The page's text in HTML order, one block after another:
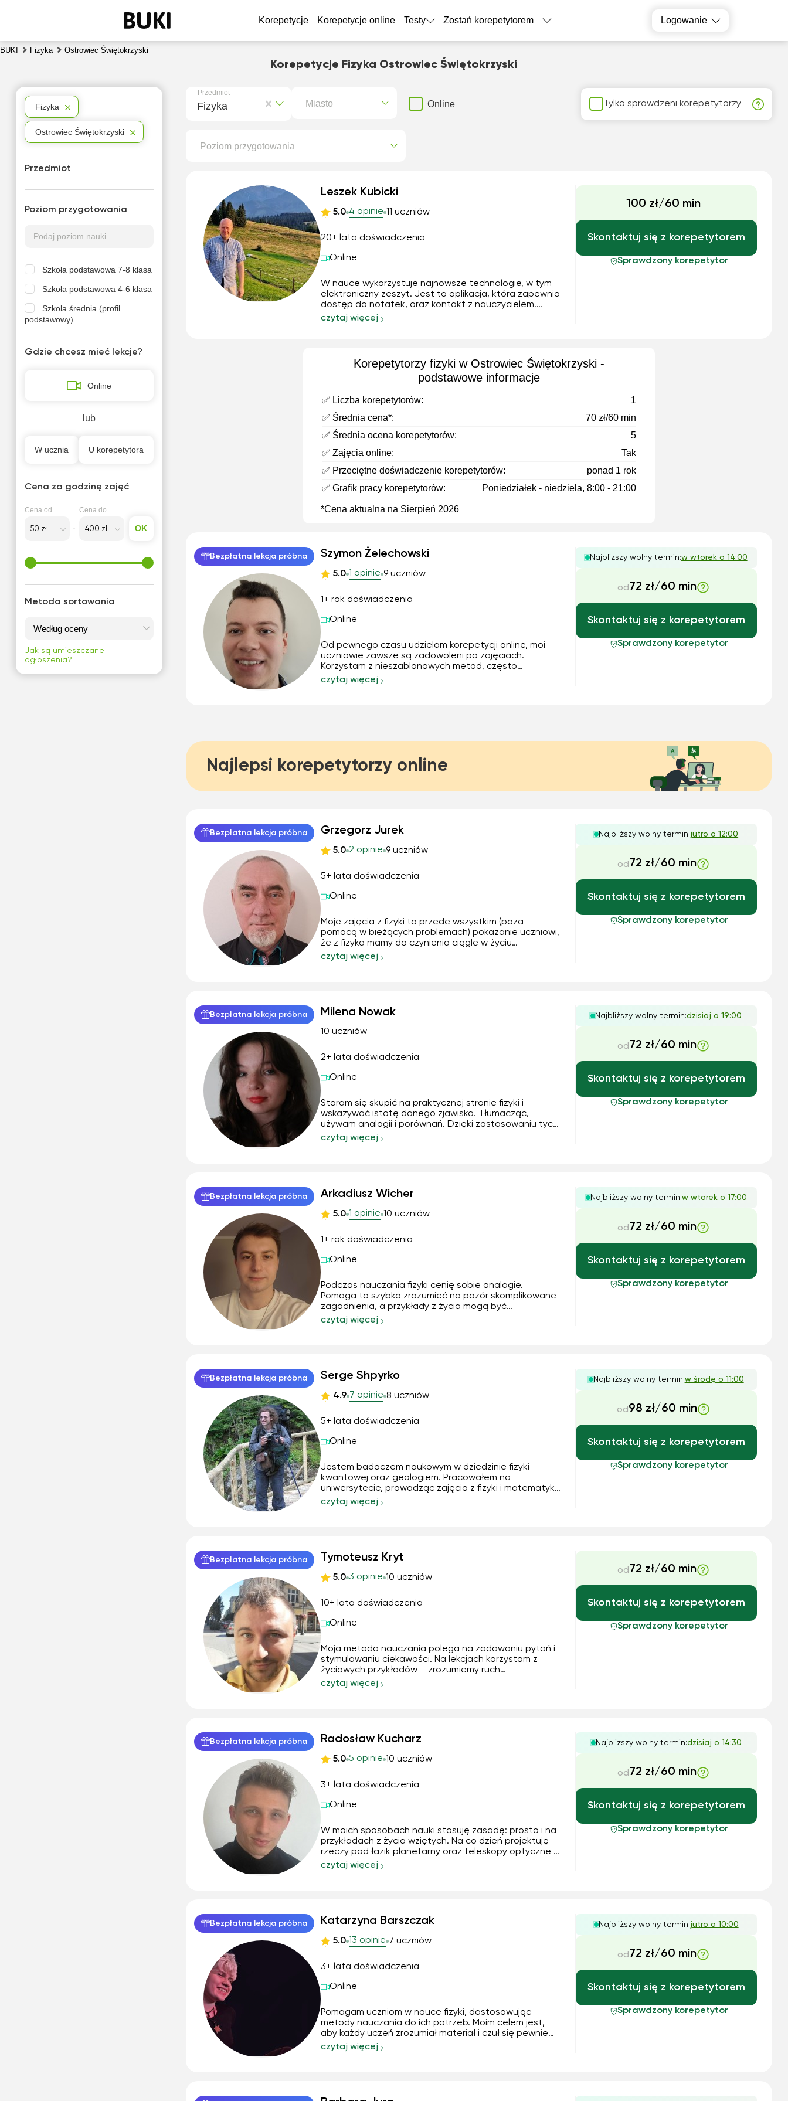
Korepetycje Korepetycje online Testy Zostań korepetytorem Logowanie
BUKI Fizyka Ostrowiec Świętokrzyski
Korepetycje Fizyka Ostrowiec Świętokrzyski
Przedmiot
Fizyka Miasto Online Tylko sprawdzeni korepetytorzy
Poziom przygotowania
Leszek Kubicki
5.0 4 opinie 11 uczniów
20+ lata doświadczenia
Online
W nauce wykorzystuje najnowsze technologie, w tym
elektroniczny zeszyt. Jest to aplikacja, która zapewnia
dostęp do notatek, oraz kontakt z nauczycielem.
Elektroniczny zeszyt uczeń może otworzyć na
czytaj więcej
100 zł/60 min
Skontaktuj się z korepetytorem
Sprawdzony korepetytor
Korepetytorzy fizyki w Ostrowiec Świętokrzyski -
podstawowe informacje
✅ Liczba korepetytorów:
1
✅ Średnia cena*:
70 zł/60 min
✅ Średnia ocena korepetytorów:
5
✅ Zajęcia online:
Tak
✅ Przeciętne doświadczenie korepetytorów:
ponad 1 rok
✅ Grafik pracy korepetytorów:
Poniedziałek - niedziela, 8:00 - 21:00
*Cena aktualna na Sierpień 2026
Bezpłatna lekcja próbna Szymon Żelechowski
5.0 1 opinie 9 uczniów
1+ rok doświadczenia
Online
Od pewnego czasu udzielam korepetycji online, moi
uczniowie zawsze są zadowoleni po zajęciach.
Korzystam z nieszablonowych metod, często
tłumacząc skomplikowane zagadnienia na prostych
czytaj więcej
Najbliższy wolny termin:w wtorek o 14:00
od 72 zł/60 min
Skontaktuj się z korepetytorem
Sprawdzony korepetytor
Najlepsi korepetytorzy online
Bezpłatna lekcja próbna Grzegorz Jurek
5.0 2 opinie 9 uczniów
5+ lata doświadczenia
Online
Moje zajęcia z fizyki to przede wszystkim (poza
pomocą w bieżących problemach) pokazanie uczniowi,
że z fizyka mamy do czynienia ciągle w życiu
codziennym nie zdając sobie nawet z tego sprawy.
czytaj więcej
Najbliższy wolny termin:jutro o 12:00
od 72 zł/60 min
Skontaktuj się z korepetytorem
Sprawdzony korepetytor
Bezpłatna lekcja próbna Milena Nowak
10 uczniów
2+ lata doświadczenia
Online
Staram się skupić na praktycznej stronie fizyki i
wskazywać istotę danego zjawiska. Tłumacząc,
używam analogii i porównań. Dzięki zastosowaniu tych
metod udało mi się m.in. Sprawić, że zagrożony na
czytaj więcej
Najbliższy wolny termin:dzisiaj o 19:00
od 72 zł/60 min
Skontaktuj się z korepetytorem
Sprawdzony korepetytor
Bezpłatna lekcja próbna Arkadiusz Wicher
5.0 1 opinie 10 uczniów
1+ rok doświadczenia
Online
Podczas nauczania fizyki cenię sobie analogie.
Pomaga to szybko zrozumieć na pozór skomplikowane
zagadnienia, a przykłady z życia mogą być
namacalnym dowodem zjawisk fizycznych. Z
czytaj więcej
Najbliższy wolny termin:w wtorek o 17:00
od 72 zł/60 min
Skontaktuj się z korepetytorem
Sprawdzony korepetytor
Bezpłatna lekcja próbna Serge Shpyrko
4.9 7 opinie 8 uczniów
5+ lata doświadczenia
Online
Jestem badaczem naukowym w dziedzinie fizyki
kwantowej oraz geologiem. Pracowałem na
uniwersytecie, prowadząc zajęcia z fizyki i matematyki
dla studentów. Udzielam korepetycji z fizyki i
czytaj więcej
Najbliższy wolny termin:w środę o 11:00
od98 zł/60 min
Skontaktuj się z korepetytorem
Sprawdzony korepetytor
Bezpłatna lekcja próbna Tymoteusz Kryt
5.0 3 opinie 10 uczniów
10+ lata doświadczenia
Online
Moja metoda nauczania polega na zadawaniu pytań i
stymulowaniu ciekawości. Na lekcjach korzystam z
życiowych przykładów – zrozumiemy ruch
przyspieszony na podstawie jazdy rowerem z górki, a
czytaj więcej
od 72 zł/60 min
Skontaktuj się z korepetytorem
Sprawdzony korepetytor
Bezpłatna lekcja próbna Radosław Kucharz
5.0 5 opinie 10 uczniów
3+ lata doświadczenia
Online
W moich sposobach nauki stosuję zasadę: prosto i na
przykładach z życia wziętych. Na co dzień projektuję
rzeczy pod łazik planetarny oraz teleskopy optyczne -
tam również muszę wszystko tłumaczyć prosto i na
czytaj więcej
Najbliższy wolny termin:dzisiaj o 14:30
od 72 zł/60 min
Skontaktuj się z korepetytorem
Sprawdzony korepetytor
Bezpłatna lekcja próbna Katarzyna Barszczak
5.0 13 opinie 7 uczniów
3+ lata doświadczenia
Online
Pomagam uczniom w nauce fizyki, dostosowując
metody nauczania do ich potrzeb. Moim celem jest,
aby każdy uczeń zrozumiał materiał i czuł się pewnie
podczas egzaminów i sprawdzianów. Wierzę, że fizyka
czytaj więcej
Najbliższy wolny termin:jutro o 10:00
od 72 zł/60 min
Skontaktuj się z korepetytorem
Sprawdzony korepetytor
Fizyka
Ostrowiec Świętokrzyski
Przedmiot
Poziom przygotowania
Szkoła podstawowa 7-8 klasa
Szkoła podstawowa 4-6 klasa
Szkola średnia (profil
podstawowy)
Gdzie chcesz mieć lekcje?
Online
lub
W ucznia U korepetytora
Cena za godzinę zajęć
Cena od Cena do
OK
Metoda sortowania
Jak są umieszczane
ogłoszenia?